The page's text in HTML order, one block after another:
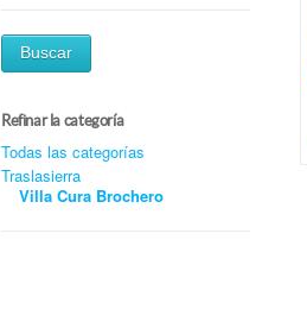
Buscar
Refinar la categoría
Todas las categorías
Traslasierra
Villa Cura Brochero